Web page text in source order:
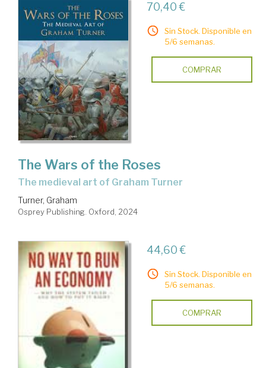
70,40 €
Sin Stock. Disponible en
5/6 semanas.
COMPRAR
The Wars of the Roses
the medieval art of Graham Turner
Turner, Graham
Osprey Publishing. Oxford, 2024
44,60 €
Sin Stock. Disponible en
5/6 semanas.
COMPRAR